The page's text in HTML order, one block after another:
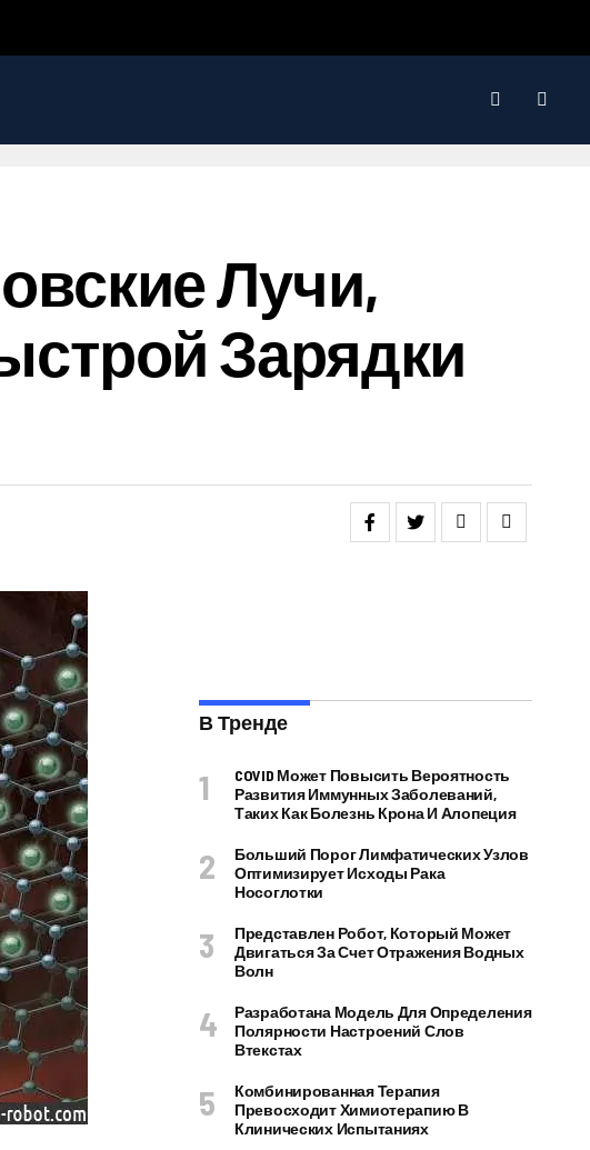
Лучи,
Зарядки
В Тренде
COVID Может Повысить Вероятность
Развития Иммунных Заболеваний,
Таких Как Болезнь Крона И Алопеция
Больший Порог Лимфатических Узлов
Оптимизирует Исходы Рака
Носоглотки
Представлен Робот, Который Может
Двигаться За Счет Отражения Водных
Волн
Разработана Модель Для Определения
Полярности Настроений Слов
Втекстах
Комбинированная Терапия
Превосходит Химиотерапию В
Клинических Испытаниях